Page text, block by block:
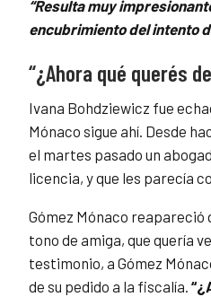
“Resulta muy
encubrimiento del intento
“¿Ahora qué querés
Ivana Bohdziewicz fue
Mónaco sigue ahí. Desde
el martes pasado un
licencia, y que les parecía
Gómez Mónaco reapareció
tono de amiga, que quería
testimonio, a Gómez
de su pedido a la fiscalía.